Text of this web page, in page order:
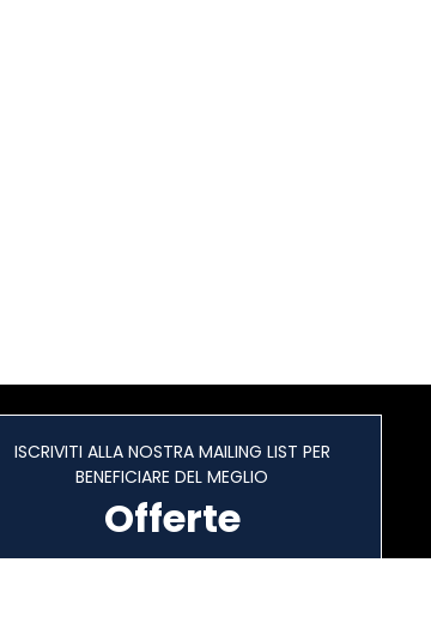
ISCRIVITI ALLA NOSTRA MAILING LIST PER
BENEFICIARE DEL MEGLIO
Offerte